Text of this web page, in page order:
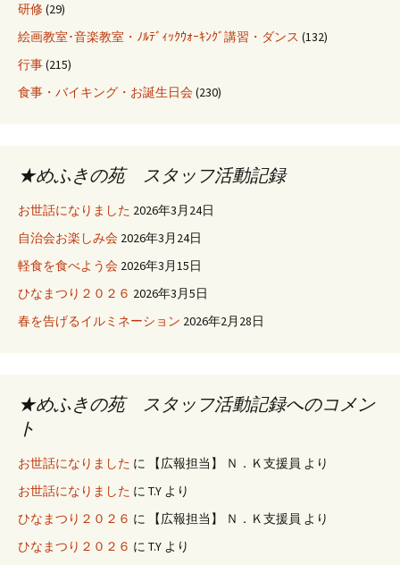
研修(29)
絵画教室･音楽教室・ﾉﾙﾃﾞｨｯｸｳｫｰｷﾝｸﾞ講習・ダンス (132)
行事(215)
食事・バイキング・お誕生日会(230)
★めふきの苑 スタッフ活動記録
お世話になりました 2026年3月24日
自治会お楽しみ会 2026年3月24日
軽食を食べよう会 2026年3月15日
ひなまつり２０２６ 2026年3月5日
春を告げるイルミネーション 2026年2月28日
★めふきの苑 スタッフ活動記録へのコメン
ト
お世話になりました に 【広報担当】 Ｎ．Ｋ支援員 より
お世話になりました に T.Y より
ひなまつり２０２６ に 【広報担当】 Ｎ．Ｋ支援員 より
ひなまつり２０２６ に T.Y より